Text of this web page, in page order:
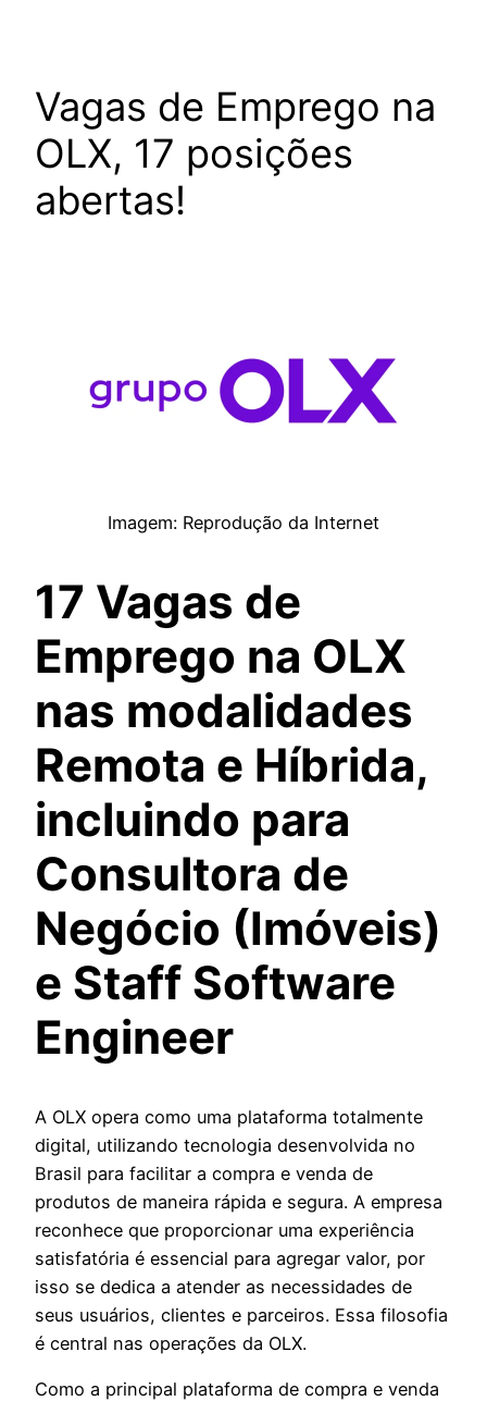
Vagas de Emprego na
OLX, 17 posições
abertas!
Imagem: Reprodução da Internet
17 Vagas de
Emprego na OLX
nas modalidades
Remota e Híbrida,
incluindo para
Consultora de
Negócio (Imóveis)
e Staff Software
Engineer
A OLX opera como uma plataforma totalmente
digital, utilizando tecnologia desenvolvida no
Brasil para facilitar a compra e venda de
produtos de maneira rápida e segura. A empresa
reconhece que proporcionar uma experiência
satisfatória é essencial para agregar valor, por
isso se dedica a atender as necessidades de
seus usuários, clientes e parceiros. Essa filosofia
é central nas operações da OLX.
Como a principal plataforma de compra e venda